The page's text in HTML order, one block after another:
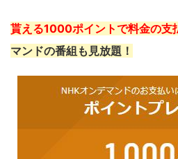
貰える1000ポイントで料金の支
マンドの番組も見放題！